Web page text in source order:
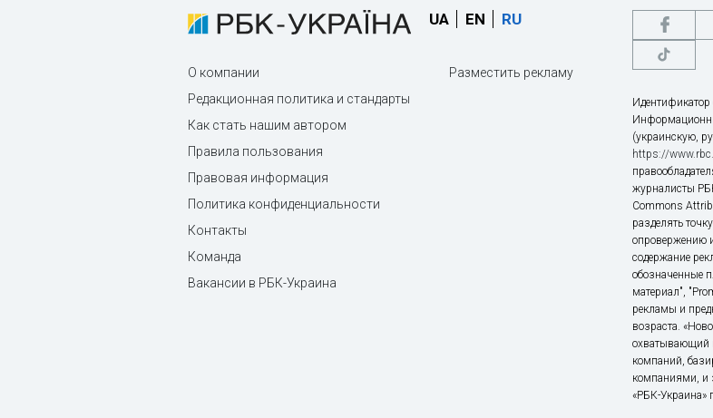
UA EN RU
О компании
Редакционная политика и стандарты
Как стать нашим автором
Правила пользования
Правовая информация
Политика конфиденциальности
Контакты
Команда
Вакансии в РБК-Украина
Разместить рекламу
Идентификатор
(украинскую,
https://
журналисты
Commons
разделять
опровержению
содержание
обозначенные
материал",
рекламы и
возраста.
охватывающий
компаний,
компаниями, и
«РБК-Украина»